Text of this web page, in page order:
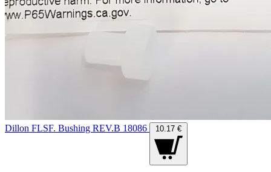
Dillon FLSF. Bushing REV.B 18086 10.17 €